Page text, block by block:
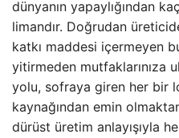
dünyanın yapaylığından
limandır. Doğrudan
katkı maddesi içermeyen
yitirmeden mutfaklarınıza
yolu, sofraya giren her bir
kaynağından emin
dürüst üretim anlayışıyla